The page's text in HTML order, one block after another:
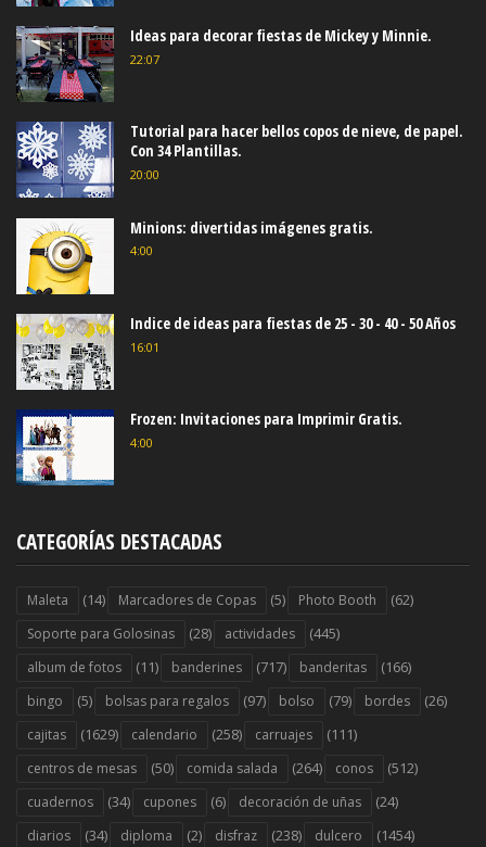
Ideas para decorar fiestas de Mickey y Minnie.
22:07
Tutorial para hacer bellos copos de nieve, de papel.
Con 34 Plantillas.
20:00
Minions: divertidas imágenes gratis.
4:00
Indice de ideas para fiestas de 25 - 30 - 40 - 50 Años
16:01
Frozen: Invitaciones para Imprimir Gratis.
4:00
CATEGORÍAS DESTACADAS
Maleta (14) Marcadores de Copas (5) Photo Booth (62)
Soporte para Golosinas (28) actividades (445)
album de fotos (11) banderines (717) banderitas (166)
bingo (5) bolsas para regalos (97) bolso (79) bordes (26)
cajitas (1629) calendario (258) carruajes (111)
centros de mesas (50) comida salada (264) conos (512)
cuadernos (34) cupones (6) decoración de uñas (24)
diarios (34) diploma (2) disfraz (238) dulcero (1454)